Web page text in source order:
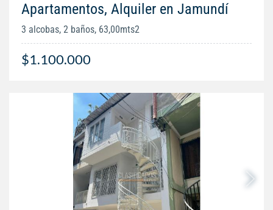
Apartamentos, Alquiler en Jamundí
3 alcobas, 2 baños, 63,00mts2
$1.100.000